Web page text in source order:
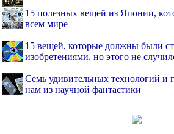
15 полезных вещей из Японии,
всем мире
15 вещей, которые должны были
изобретениями, но этого не
Семь удивительных технологий и
нам из научной фантастики